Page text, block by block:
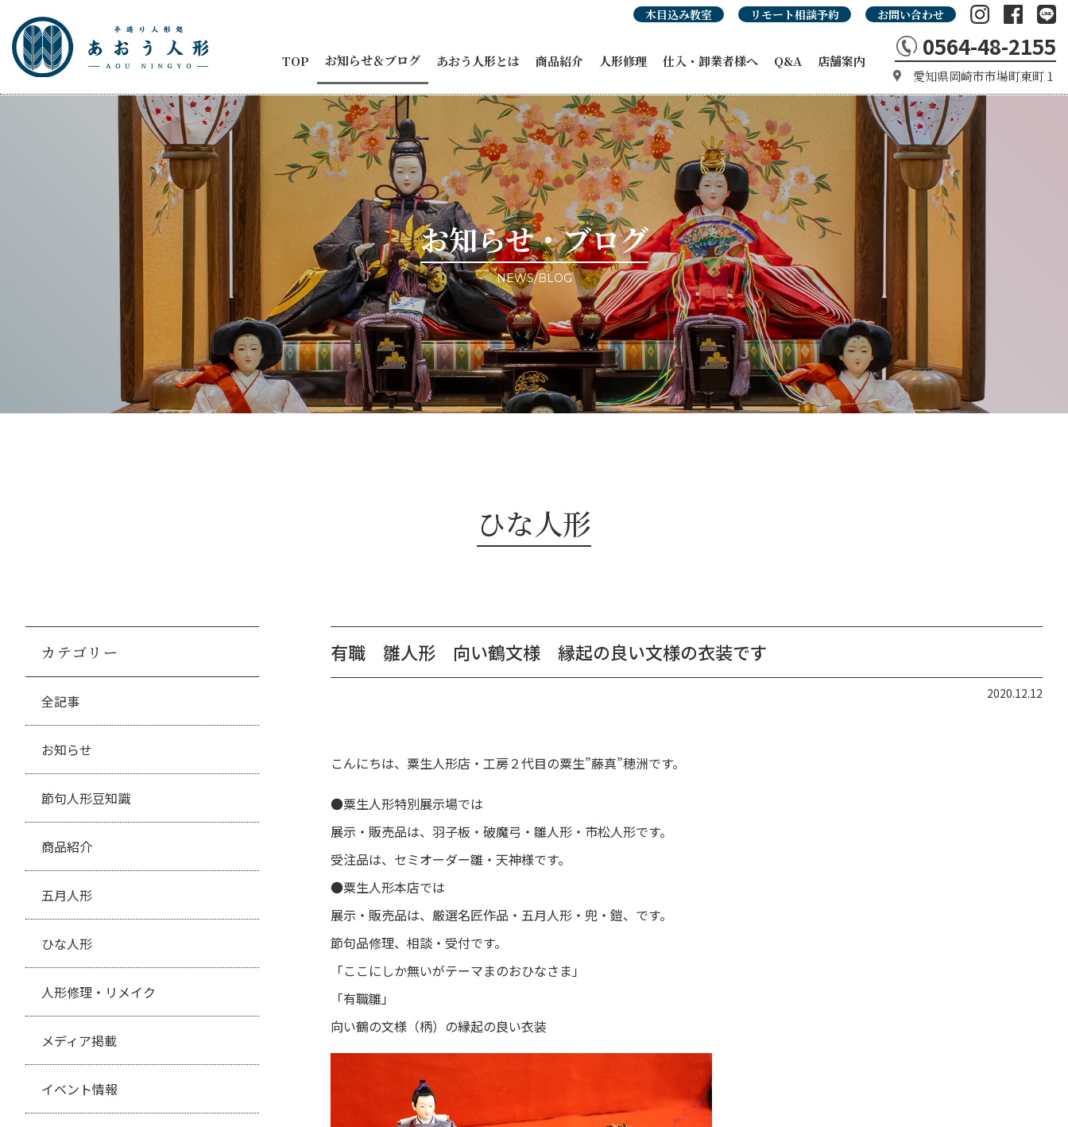
木目込み教室 リモート相談予約 お問い合わせ
TOP お知らせ＆ブログ
お知らせ
節句人形豆知識
商品紹介
五月人形
ひな人形
人形修理・リメイク
メディア掲載
イベント情報
納品事例ブログ
2代目のブログ
あおう人形とは
あおう人形の強み
職人紹介・受賞歴
あおう人形の歴史
商品紹介
ひな人形
オーダーひな人形
五月人形
飾り馬
こいのぼり
正月飾り
お祝い・贈答品
コラボ商品・作品
お客様宅納品事例
人形修理 仕入・卸業者様へ
穂洲工房の強み
ひな人形カタログ
飾り馬カタログ
その他商品カタログ
Q&A 店舗案内
0564-48-2155
愛知県岡崎市市場町東町１
お知らせ・ブログ
NEWS/BLOG
ひな人形
カテゴリー
全記事
お知らせ
節句人形豆知識
商品紹介
五月人形
ひな人形
人形修理・リメイク
メディア掲載
イベント情報
有職 雛人形 向い鶴文様 縁起の良い文様の衣装です
2020.12.12
こんにちは、粟生人形店・工房２代目の粟生”藤真”穂洲です。
●粟生人形特別展示場では
展示・販売品は、羽子板・破魔弓・雛人形・市松人形です。
受注品は、セミオーダー雛・天神様です。
●粟生人形本店では
展示・販売品は、厳選名匠作品・五月人形・兜・鎧、です。
節句品修理、相談・受付です。
「ここにしか無いがテーマまのおひなさま」
「有職雛」
向い鶴の文様（柄）の縁起の良い衣装